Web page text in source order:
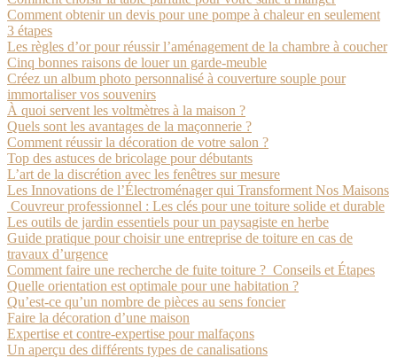
Comment obtenir un devis pour une pompe à chaleur en seulement
3 étapes
Les règles d’or pour réussir l’aménagement de la chambre à coucher
Cinq bonnes raisons de louer un garde-meuble
Créez un album photo personnalisé à couverture souple pour
immortaliser vos souvenirs
À quoi servent les voltmètres à la maison ?
Quels sont les avantages de la maçonnerie ?
Comment réussir la décoration de votre salon ?
Top des astuces de bricolage pour débutants
L’art de la discrétion avec les fenêtres sur mesure
Les Innovations de l’Électroménager qui Transforment Nos Maisons
Couvreur professionnel : Les clés pour une toiture solide et durable
Les outils de jardin essentiels pour un paysagiste en herbe
Guide pratique pour choisir une entreprise de toiture en cas de
travaux d’urgence
Comment faire une recherche de fuite toiture ? Conseils et Étapes
Quelle orientation est optimale pour une habitation ?
Qu’est-ce qu’un nombre de pièces au sens foncier
Faire la décoration d’une maison
Expertise et contre-expertise pour malfaçons
Un aperçu des différents types de canalisations